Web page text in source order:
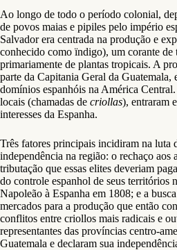
Ao longo de todo o período colonial,
de povos maias e pipiles pelo império
Salvador era centrada na produção e
conhecido como ïndigo), um corante
primariamente de plantas tropicais. A
parte da Capitania Geral da Guatemala,
domínios espanhóis na América
locais (chamadas de criollas), entraram
interesses da Espanha.
Três fatores principais incidiram na luta
independência na região: o rechaço aos
tributação que essas elites deveriam
do controle espanhol de seus territórios
Napoleão à Espanha em 1808; e a
mercados para a produção que então
conflitos entre criollos mais radicais e
representantes das províncias centro-
Guatemala e declaram sua